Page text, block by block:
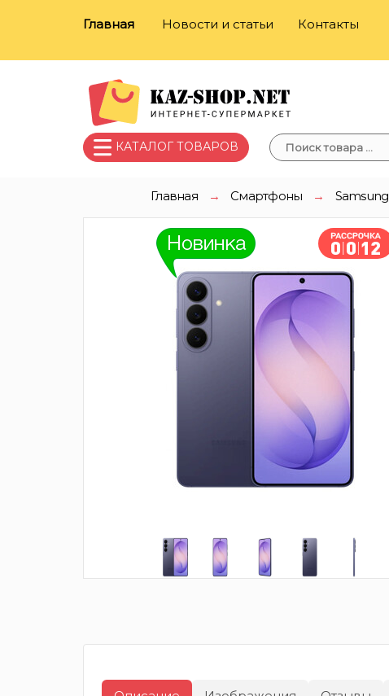
Главная Новости и статьи Контакты
КАТАЛОГ ТОВАРОВ
Главная → Смартфоны → Samsung